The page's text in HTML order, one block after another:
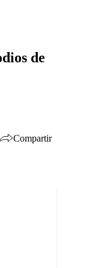
de
Compartir